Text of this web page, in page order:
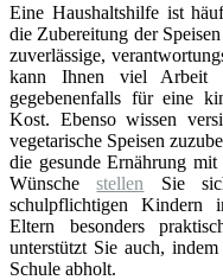
Eine Haushaltshilfe ist
die Zubereitung der
zuverlässige,
kann Ihnen viel Arbeit
gegebenenfalls für eine
Kost. Ebenso wissen
vegetarische Speisen
die gesunde Ernährung
Wünschestellen Sie
schulpflichtigen Kindern
Eltern besonders
unterstützt Sie auch,
Schule abholt.